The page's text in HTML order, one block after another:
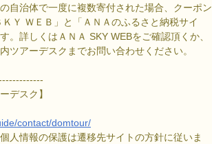
自治体で一度に複数寄付された場合、クーポン
Ｙ ＷＥＢ」と「ＡＮＡのふるさと納税サイ
。詳しくはＡＮＡ SKY WEBをご確認頂くか、
ツアーデスクまでお問い合わせください。
デスク】
contact/domtour/
人情報の保護は遷移先サイトの方針に従いま